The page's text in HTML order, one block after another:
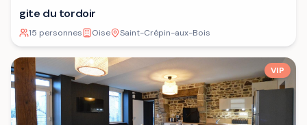
gite du tordoir
15 personnes Oise Saint-Crépin-aux-Bois
VIP